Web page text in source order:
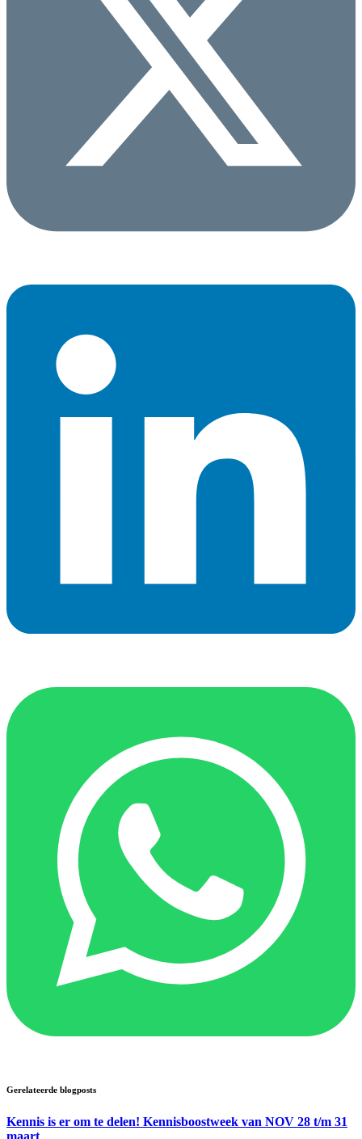
Gerelateerde blogposts
Kennis is er om te delen! Kennisboostweek van NOV 28 t/m 31
maart